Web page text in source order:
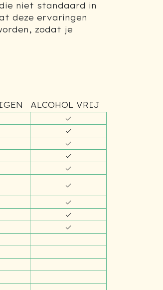
niet standaard in
deze ervaringen
zodat je
ALCOHOL VRIJ
✓
✓
✓
✓
✓
✓
✓
✓
✓